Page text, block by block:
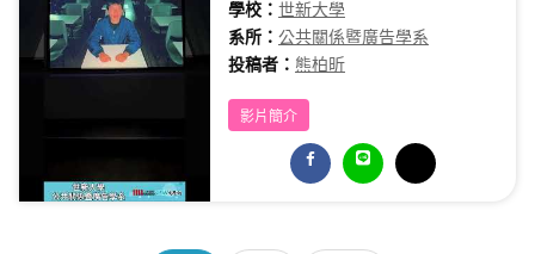
學校： 世新大學
系所： 公共關係暨廣告學系
投稿者： 熊柏昕
影片簡介